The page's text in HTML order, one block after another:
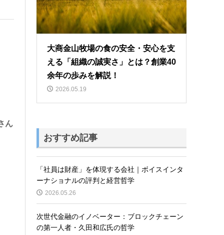
ん
大商金山牧場の食の安全・安心を支
える「組織の誠実さ」とは？創業40
余年の歩みを解説！
2026.05.19
おすすめ記事
「社員は財産」を体現する会社｜ボイスインタ
ーナショナルの評判と経営哲学
2026.05.26
次世代金融のイノベーター：ブロックチェーン
の第一人者・久田和広氏の哲学